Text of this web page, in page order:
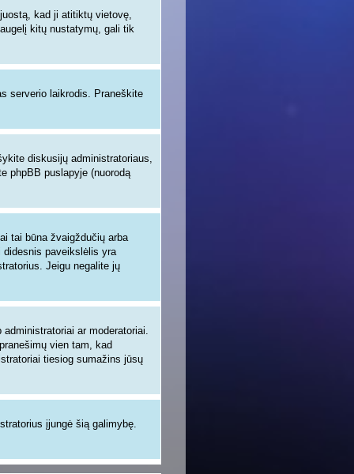
kad ji atitiktų vietovę,
kitų nustatymų, gali tik
serverio laikrodis. Praneškite
diskusijų administratoriaus,
phpBB puslapyje (nuorodą
tai būna žvaigždučių arba
paveikslėlis yra
Jeigu negalite jų
ar moderatoriai.
vien tam, kad
tiesiog sumažins jūsų
įjungė šią galimybę.